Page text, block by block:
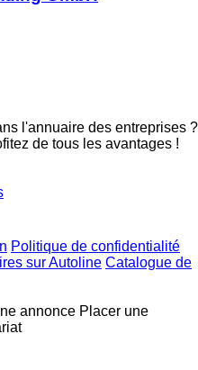
l'annuaire des entreprises ?
de tous les avantages !
Politique de confidentialité
sur Autoline Catalogue de
annonce Placer une